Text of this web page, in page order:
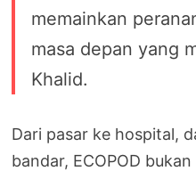
memainkan
masa depan yang
Khalid.
Dari pasar ke hospital,
bandar, ECOPOD